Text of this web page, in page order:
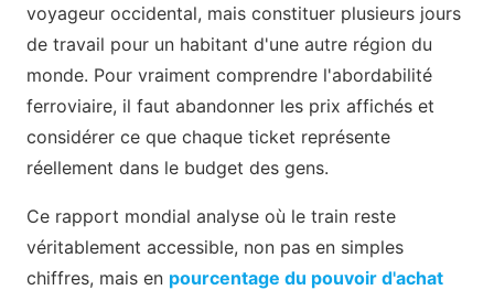
voyageur occidental, mais constituer plusieurs jours
de travail pour un habitant d'une autre région du
monde. Pour vraiment comprendre l'abordabilité
ferroviaire, il faut abandonner les prix affichés et
considérer ce que chaque ticket représente
réellement dans le budget des gens.
Ce rapport mondial analyse où le train reste
véritablement accessible, non pas en simples
chiffres, mais en pourcentage du pouvoir d'achat